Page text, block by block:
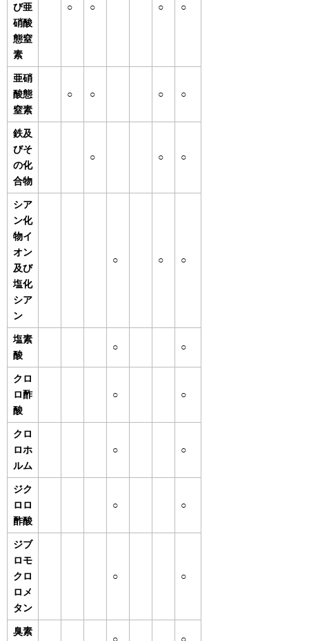
び亜
硝酸
態窒
素
○ ○ ○ ○
亜硝
酸態
窒素
○ ○ ○ ○
鉄及
びそ
の化
合物
○ ○ ○
シア
ン化
物イ
オン
及び
塩化
シア
ン
○ ○ ○
塩素
酸
○ ○
クロ
ロ酢
酸
○ ○
クロ
ロホ
ルム
○ ○
ジク
ロロ
酢酸
○ ○
ジブ
ロモ
クロ
ロメ
タン
○ ○
臭素